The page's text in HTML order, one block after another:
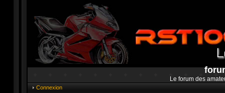
Le forum des
Connexion